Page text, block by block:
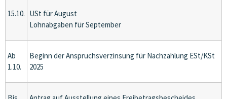
15.10. USt für August
Lohnabgaben für September
Ab
1.10.
Beginn der Anspruchsverzinsung für Nachzahlung ESt/KSt
2025